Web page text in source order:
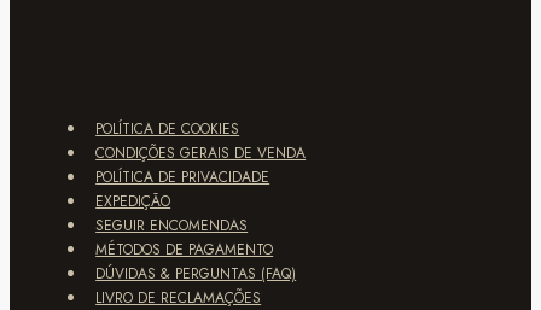
POLÍTICA DE COOKIES
CONDIÇÕES GERAIS DE VENDA
POLÍTICA DE PRIVACIDADE
EXPEDIÇÃO
SEGUIR ENCOMENDAS
MÉTODOS DE PAGAMENTO
DÚVIDAS & PERGUNTAS (FAQ)
LIVRO DE RECLAMAÇÕES